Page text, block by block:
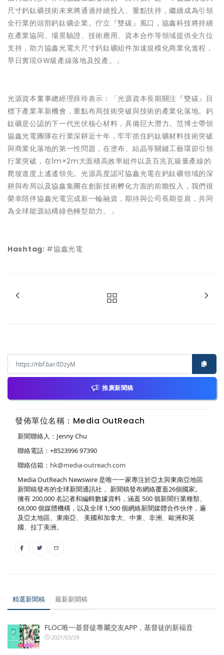
尺寸鈣鈦礦技術未來將通過持續投入、重點扶持，繼續成為引領
全行業的頭部鈣鈦礦企業。佇立『雙碳』風口，協鑫科技將持續
在產業協同、場景驗證、技術應用、資本合作等領域提供全方位
支持，助力協鑫光電大尺寸鈣鈦礦組件加速規模化商業化進程，
早日實現GW級產線落地及投產。」
光源資本董事總經理薛玲表示：「光源資本長期關注『雙碳』目
標下產業革新機會，重點布局技術突破與技術的產業化落地。鈣
鈦礦是公認的下一代光伏核心材料，具備巨大潛力。范博士帶領
協鑫光電團隊在行業深耕近十年，牢牢抓住鈣鈦礦材料技術突破
與商業化落地的第一性問題，在塗布、結晶等關鍵工藝環節引領
行業突破，在1m×2m大面積高效率組件以及百兆瓦級量產線的
爬坡進度上遙遙領先。光源高度認可協鑫光電在鈣鈦礦領域的深
耕與布局以及協鑫集團在創新技術孵化方面的前瞻投入，我們很
榮幸陪伴協鑫光電完成新一輪融資，期待與公司長期並肩，共同
為全球能源結構綠色轉型助力。」
Hashtag: #協鑫光電
推廣新聞稿
發佈單位名稱：Media OutReach
新聞聯絡人：Jenny Chu
聯絡電話：+8523996 97390
聯絡信箱： hk@media-outreach.com
Media OutReach Newswire 是唯一一家專注於亞太與東南亞地區
新聞稿發布的全球新聞通訊社， 新聞稿發布網絡覆蓋26個國家。
擁有 200,000 名記者和編輯數據資料，涵蓋 500 個新聞行業種類、
68,000 個媒體機構，以及全球 1,500 個網絡新聞媒體合作伙伴，遍
及亞太地區、東南亞、 美國和加拿大、中東、非洲、歐洲和英
國、拉丁美洲。
精選新聞稿 最新新聞稿
FLOC唯一基督徒專屬交友APP，基督徒的新福音
2021/03/29